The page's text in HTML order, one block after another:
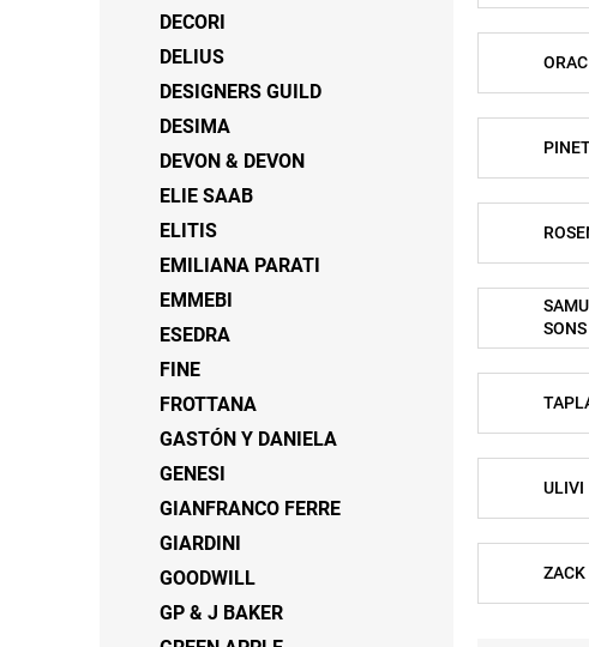
DECORI
DELIUS
DESIGNERS GUILD
DESIMA
DEVON & DEVON
ELIE SAAB
ELITIS
EMILIANA PARATI
EMMEBI
ESEDRA
FINE
FROTTANA
GASTÓN Y DANIELA
GENESI
GIANFRANCO FERRE
GIARDINI
GOODWILL
GP & J BAKER
ORAC
SONS
ULIVI
ZACK